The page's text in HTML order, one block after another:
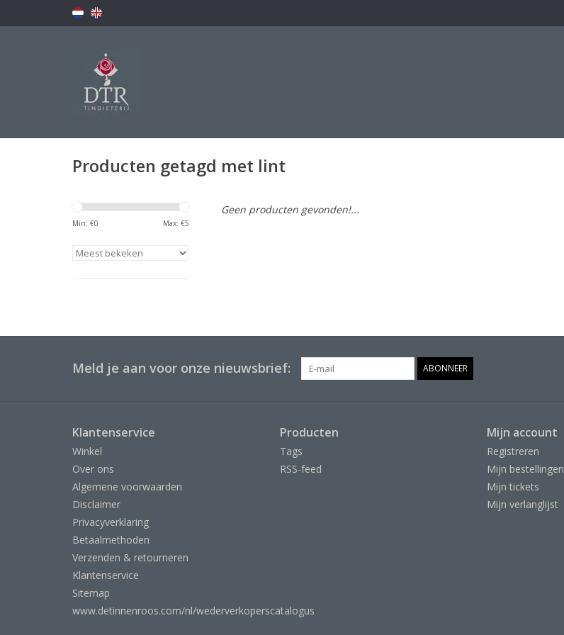
Producten getagd met lint
Min: €0 Max: €5
Geen producten gevonden!...
Meld je aan voor onze nieuwsbrief: ABONNEER
Klantenservice
Winkel
Over ons
Algemene voorwaarden
Disclaimer
Privacyverklaring
Betaalmethoden
Verzenden & retourneren
Klantenservice
Sitemap
www.detinnenroos.com/nl/wederverkoperscatalogus
Producten
Tags
RSS-feed
Mijn account
Registreren
Mijn bestellingen
Mijn tickets
Mijn verlanglijst